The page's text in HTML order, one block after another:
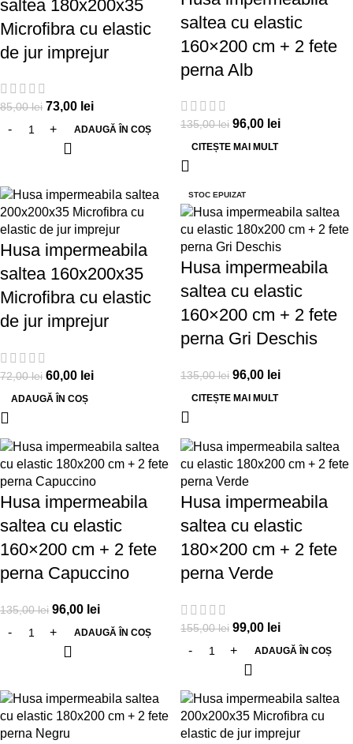
saltea 180x200x35
Microfibra cu elastic
de jur imprejur
85,00lei 73,00 lei
ADAUGĂ ÎN COȘ
saltea cu elastic
160×200 cm + 2 fete
perna Alb
135,00lei 96,00 lei
CITEȘTE MAI MULT
Husa impermeabila
saltea 160x200x35
Microfibra cu elastic
de jur imprejur
72,00lei 60,00 lei
ADAUGĂ ÎN COȘ
STOC EPUIZAT
Husa impermeabila
saltea cu elastic
160×200 cm + 2 fete
perna Gri Deschis
135,00lei 96,00 lei
CITEȘTE MAI MULT
Husa impermeabila
saltea cu elastic
160×200 cm + 2 fete
perna Capuccino
135,00lei 96,00 lei
ADAUGĂ ÎN COȘ
Husa impermeabila
saltea cu elastic
180×200 cm + 2 fete
perna Verde
155,00lei 99,00 lei
ADAUGĂ ÎN COȘ